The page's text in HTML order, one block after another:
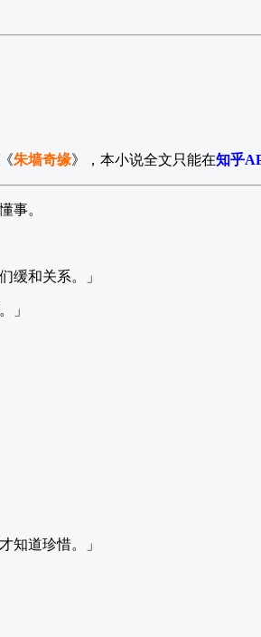
朱墙奇缘》，本小说全文只能在知乎
事。
缓和关系。」
」
知道珍惜。」